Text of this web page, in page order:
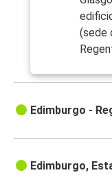
(sede
Edimburgo -
Edimburgo,